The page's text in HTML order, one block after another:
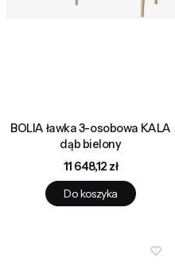
BOLIA ławka 3-osobowa KALA
dąb bielony
Cena
11 648,12 zł
Do koszyka